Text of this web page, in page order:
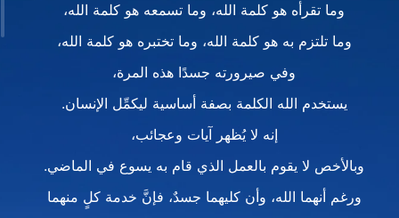
وما تقرأه هو كلمة الله، وما تسمعه هو كلمة الله،
وما تلتزم به هو كلمة الله، وما تختبره هو كلمة الله،
وفي صيرورته جسدًا هذه المرة،
يستخدم الله الكلمة بصفة أساسية ليكمِّل الإنسان.
إنه لا يُظهر آيات وعجائب،
وبالأخص لا يقوم بالعمل الذي قام به يسوع في الماضي.
ورغم أنهما الله، وأن كليهما جسدٌ، فإنَّ خدمة كلٍ منهما